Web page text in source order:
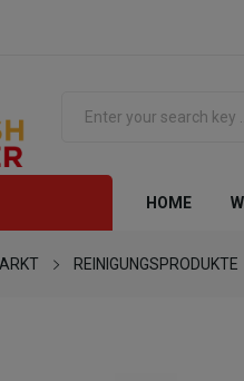
HOME
REINIGUNGSPRODUKTE